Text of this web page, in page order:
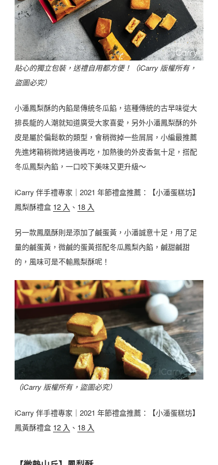
貼心的獨立包裝，送禮自用都方便！（iCarry 版權所有，
盜圖必究）
小潘鳳梨酥的內餡是傳統冬瓜餡，這種傳統的古早味從大
排長龍的人潮就知道廣受大家喜愛，另外小潘鳳梨酥的外
皮是屬於偏鬆軟的類型，會稍微掉一些屑屑，小編最推薦
先進烤箱稍微烤過後再吃，加熱後的外皮香氣十足，搭配
冬瓜鳳梨內餡，一口咬下美味又更升級～
iCarry 伴手禮專家｜2021 年節禮盒推薦：【小潘蛋糕坊】
鳳梨酥禮盒 12 入 、 18 入
另一款鳳凰酥則是添加了鹹蛋黃，小潘誠意十足，用了足
量的鹹蛋黃，微鹹的蛋黃搭配冬瓜鳳梨內餡，鹹甜鹹甜
的，風味可是不輸鳳梨酥呢！
（iCarry 版權所有，盜圖必究）
iCarry 伴手禮專家｜2021 年節禮盒推薦：【小潘蛋糕坊】
鳳黃酥禮盒 12 入 、 18 入